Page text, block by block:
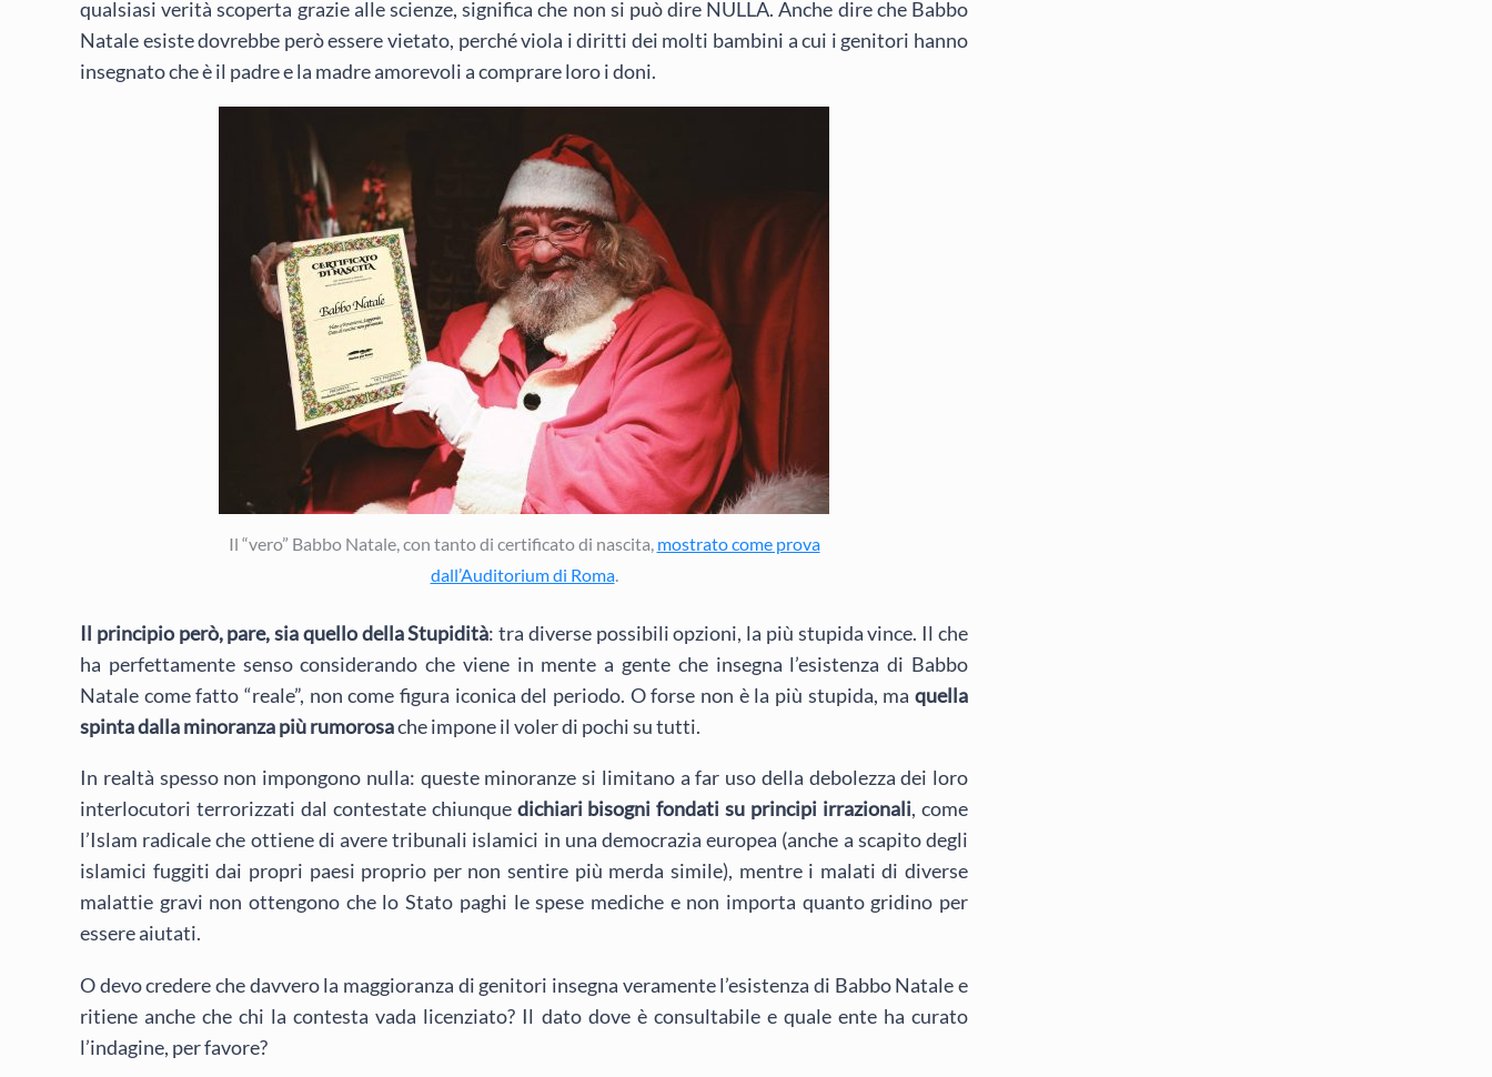
qualsiasi verità scoperta grazie alle scienze, significa che non si può dire NULLA. Anche dire che Babbo
Natale esiste dovrebbe però essere vietato, perché viola i diritti dei molti bambini a cui i genitori hanno
insegnato che è il padre e la madre amorevoli a comprare loro i doni.
Il “vero” Babbo Natale, con tanto di certificato di nascita, mostrato come prova
dall’Auditorium di Roma.
Il principio però, pare, sia quello della Stupidità: tra diverse possibili opzioni, la più stupida vince. Il che
ha perfettamente senso considerando che viene in mente a gente che insegna l’esistenza di Babbo
Natale come fatto “reale”, non come figura iconica del periodo. O forse non è la più stupida, ma quella
spinta dalla minoranza più rumorosache impone il voler di pochi su tutti.
In realtà spesso non impongono nulla: queste minoranze si limitano a far uso della debolezza dei loro
interlocutori terrorizzati dal contestate chiunque dichiari bisogni fondati su principi irrazionali, come
l’Islam radicale che ottiene di avere tribunali islamici in una democrazia europea (anche a scapito degli
islamici fuggiti dai propri paesi proprio per non sentire più merda simile), mentre i malati di diverse
malattie gravi non ottengono che lo Stato paghi le spese mediche e non importa quanto gridino per
essere aiutati.
O devo credere che davvero la maggioranza di genitori insegna veramente l’esistenza di Babbo Natale e
ritiene anche che chi la contesta vada licenziato? Il dato dove è consultabile e quale ente ha curato
l’indagine, per favore?